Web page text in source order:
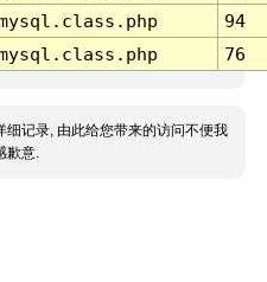
94
76
细记录, 由此给您带来的访问不便我
歉意.